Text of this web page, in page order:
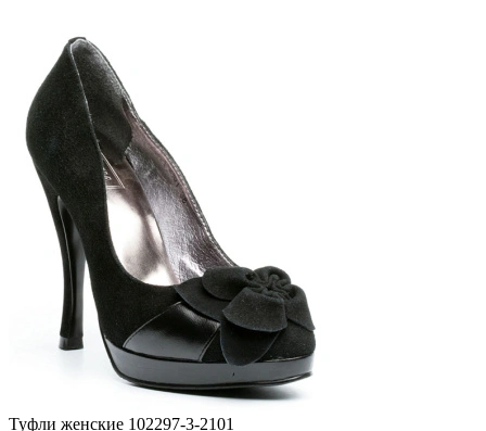
Туфли женские 102297-3-2101